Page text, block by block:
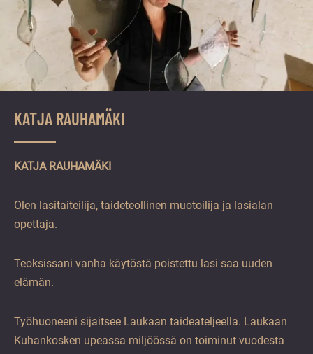
KATJA RAUHAMÄKI
KATJA RAUHAMÄKI
Olen lasitaiteilija, taideteollinen muotoilija ja lasialan
opettaja.
Teoksissani vanha käytöstä poistettu lasi saa uuden
elämän.
Työhuoneeni sijaitsee Laukaan taideateljeella. Laukaan
Kuhankosken upeassa miljöössä on toiminut vuodesta